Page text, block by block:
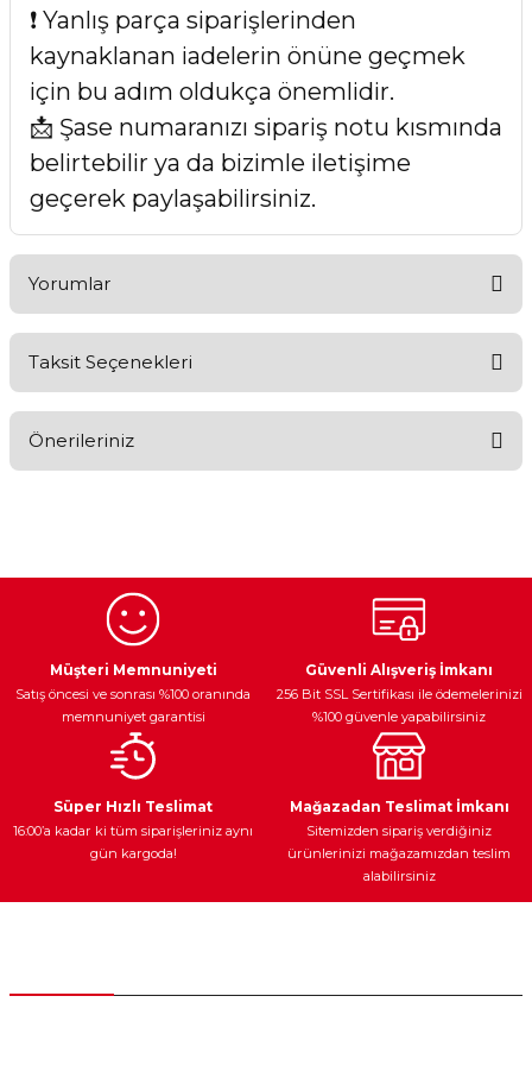
❗ Yanlış parça siparişlerinden
kaynaklanan iadelerin önüne geçmek
için bu adım oldukça önemlidir.
📩 Şase numaranızı sipariş notu kısmında
belirtebilir ya da bizimle iletişime
geçerek paylaşabilirsiniz.
Yorumlar
Taksit Seçenekleri
Önerileriniz
Ürün resmi kalitesiz, bozuk veya görüntülenemiyor.
Ürün açıklamasında eksik bilgiler bulunuyor.
Ürün bilgilerinde hatalar bulunuyor.
Ürün fiyatı diğer sitelerden daha pahalı.
Bu ürüne benzer farklı alternatifler olmalı.
Egzoz Sistemi
Ateşleme Sistemi Araç Yağları
Müşteri Memnuniyeti
Satış öncesi ve sonrası %100 oranında
memnuniyet garantisi
Güvenli Alışveriş İmkanı
256 Bit SSL Sertifikası ile ödemelerinizi
%100 güvenle yapabilirsiniz
Süper Hızlı Teslimat
16:00’a kadar ki tüm siparişleriniz aynı
gün kargoda!
Mağazadan Teslimat İmkanı
Sitemizden sipariş verdiğiniz
ürünlerinizi mağazamızdan teslim
alabilirsiniz